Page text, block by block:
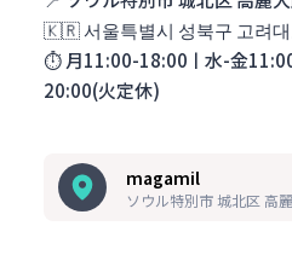
🇰🇷서울특별시 성북구 고려
⏱️月11:00-18:00ㅣ水-金
20:00(火定休)
magamil
ソウル特別市 城北区 高